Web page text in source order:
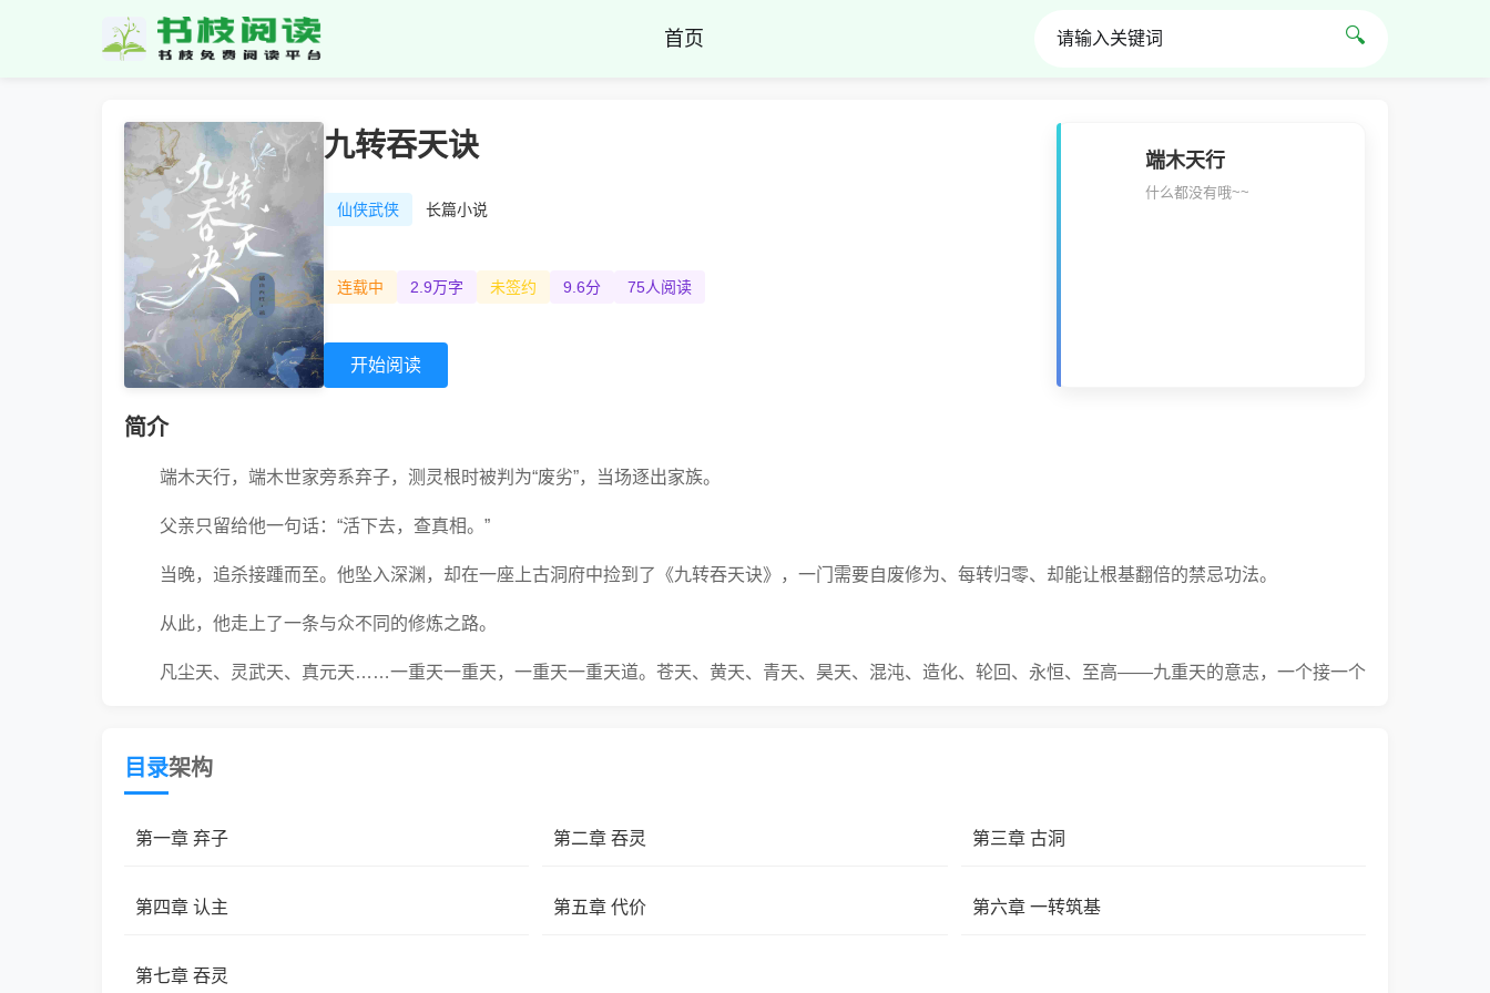
首页 🔍
九转吞天诀
仙侠武侠 长篇小说
连载中 2.9万字 未签约 9.6分 75人阅读
开始阅读
端木天行
什么都没有哦~~
简介
端木天行，端木世家旁系弃子，测灵根时被判为“废劣”，当场逐出家族。
父亲只留给他一句话：“活下去，查真相。”
当晚，追杀接踵而至。他坠入深渊，却在一座上古洞府中捡到了《九转吞天诀》，一门需要自废修为、每转归零、却能让根基翻倍的禁忌功法。
从此，他走上了一条与众不同的修炼之路。
凡尘天、灵武天、真元天……一重天一重天，一重天一重天道。苍天、黄天、青天、昊天、混沌、造化、轮回、永恒、至高——九重天的意志，一个接一个
代价是每一次突破后修为归零，从凡人重新来过。
但他从不怕从头再来。
“天行健，君子以自强不息。”
他从一个被家族抛弃的少年，成长为吞天盟的盟主。身边聚拢了剑无痕、苏玲珑、铁狼等一群生死与共的伙伴，也遇见了姜月瑶，那个陪他从凡尘走到至高
有人问他：吞了九重天，你想当天道？
目录架构
第一章 弃子 第二章 吞灵 第三章 古洞
第四章 认主 第五章 代价 第六章 一转筑基
第七章 吞灵